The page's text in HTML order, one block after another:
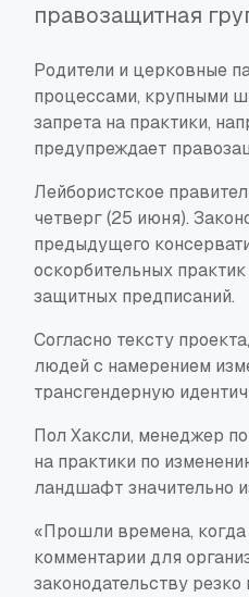
правозащитная
Родители и церковные
процессами, крупными
запрета на практики,
предупреждает
Лейбористское
четверг (25 июня).
предыдущего
оскорбительных
защитных предписаний.
Согласно тексту
людей с намерением
трансгендерную
Пол Хаксли, менеджер
на практики по
ландшафт значительно
«Прошли времена,
комментарии для
законодательству